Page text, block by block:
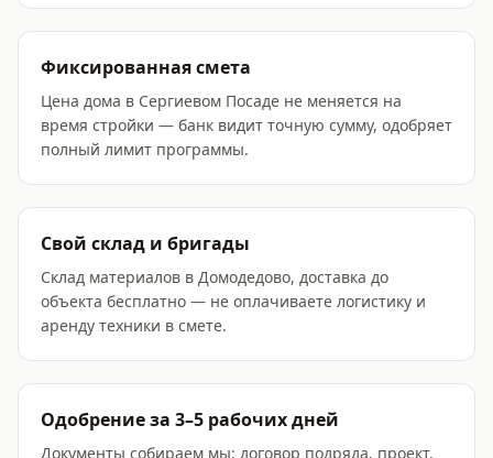
Фиксированная смета
Цена дома в Сергиевом Посаде не меняется на
время стройки — банк видит точную сумму, одобряет
полный лимит программы.
Свой склад и бригады
Склад материалов в Домодедово, доставка до
объекта бесплатно — не оплачиваете логистику и
аренду техники в смете.
Одобрение за 3–5 рабочих дней
Документы собираем мы: договор подряда, проект,